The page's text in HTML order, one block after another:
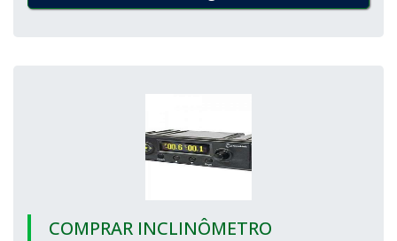
COMPRAR INCLINÔMETRO